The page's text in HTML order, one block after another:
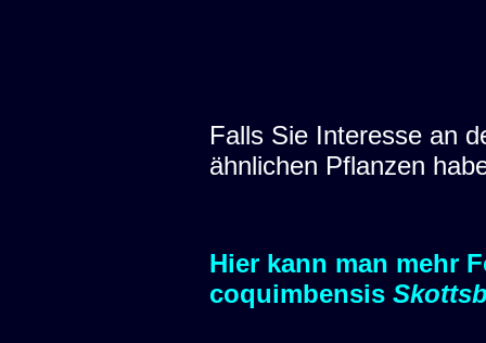
Falls Sie Interesse an
ähnlichen Pflanzen
Hier kann man mehr
coquimbensis